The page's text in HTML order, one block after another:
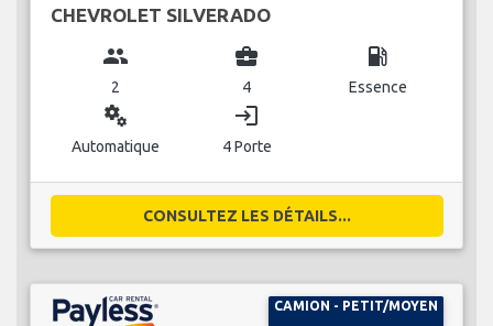
CHEVROLET SILVERADO
group
2
business_center
4
local_gas_station
Essence
miscellaneous_services
Automatique
login
4 Porte
CONSULTEZ LES DÉTAILS...
CAMION - PETIT/MOYEN